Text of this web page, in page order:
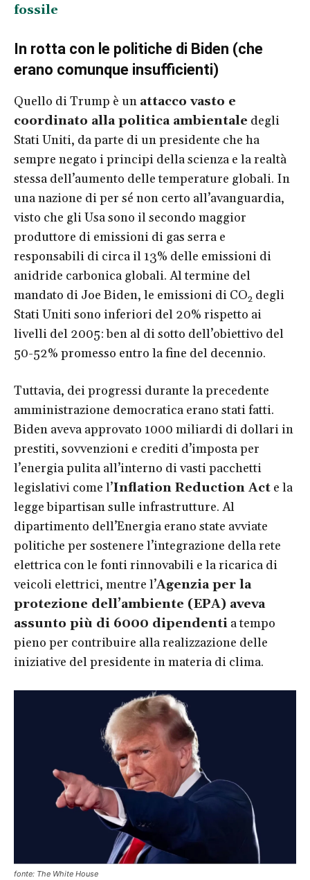
fossile
In rotta con le politiche di Biden (che
erano comunque insufficienti)
Quello di Trump è un attacco vasto e
coordinato alla politica ambientale degli
Stati Uniti, da parte di un presidente che ha
sempre negato i principi della scienza e la realtà
stessa dell’aumento delle temperature globali. In
una nazione di per sé non certo all’avanguardia,
visto che gli Usa sono il secondo maggior
produttore di emissioni di gas serra e
responsabili di circa il 13% delle emissioni di
anidride carbonica globali. Al termine del
mandato di Joe Biden, le emissioni di CO2 degli
Stati Uniti sono inferiori del 20% rispetto ai
livelli del 2005: ben al di sotto dell’obiettivo del
50-52% promesso entro la fine del decennio.
Tuttavia, dei progressi durante la precedente
amministrazione democratica erano stati fatti.
Biden aveva approvato 1000 miliardi di dollari in
prestiti, sovvenzioni e crediti d’imposta per
l’energia pulita all’interno di vasti pacchetti
legislativi come l’Inflation Reduction Act e la
legge bipartisan sulle infrastrutture. Al
dipartimento dell’Energia erano state avviate
politiche per sostenere l’integrazione della rete
elettrica con le fonti rinnovabili e la ricarica di
veicoli elettrici, mentre l’Agenzia per la
protezione dell’ambiente (EPA) aveva
assunto più di 6000 dipendenti a tempo
pieno per contribuire alla realizzazione delle
iniziative del presidente in materia di clima.
fonte: The White House